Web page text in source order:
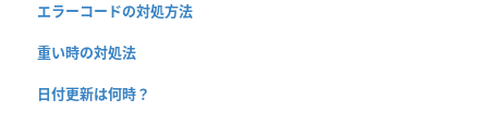
エラーコードの対処方法
重い時の対処法
日付更新は何時？